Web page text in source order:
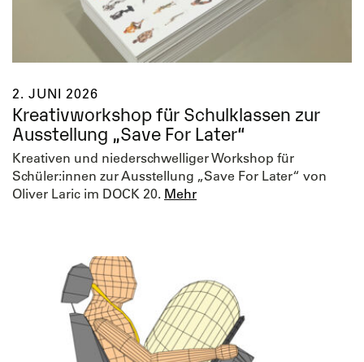
2. JUNI 2026
Kreativworkshop für Schulklassen zur
Ausstellung „Save For Later“
Kreativen und niederschwelliger Workshop für
Schüler:innen zur Ausstellung „Save For Later“ von
Oliver Laric im DOCK 20. Mehr